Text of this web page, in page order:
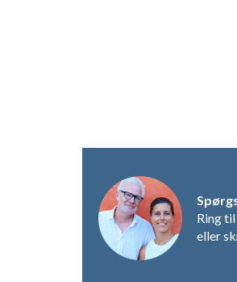
Ring
eller